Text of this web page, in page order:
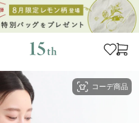
コーデ商品